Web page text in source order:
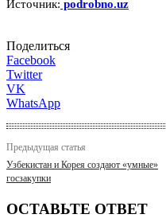
Источник: podrobno.uz
Поделиться
Facebook
Twitter
VK
WhatsApp
Предыдущая статья
Узбекистан и Корея создают «умные»
госзакупки
ОСТАВЬТЕ ОТВЕТ